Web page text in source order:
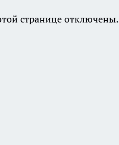
странице отключены.